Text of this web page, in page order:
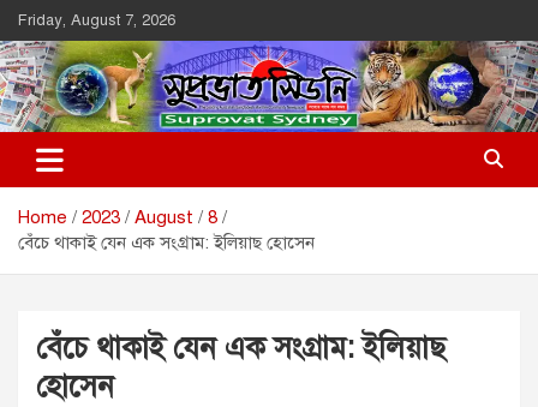
Skip
to
content
Friday, August 7, 2026
Suprovat Sydney
The Leading Bangladesh Community Newspaper In Australia
Home 2023 August
8
বেঁচে থাকাই যেন এক সংগ্রাম: ইলিয়াছ হোসেন
বেঁচে থাকাই যেন এক সংগ্রাম: ইলিয়াছ
হোসেন